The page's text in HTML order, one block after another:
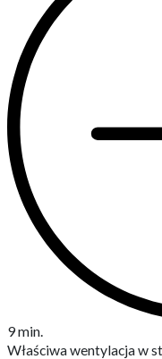
9 min.
Właściwa wentylacja w